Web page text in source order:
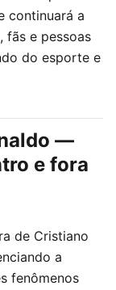
continuará a
fãs e pessoas
do esporte e
—
e fora
de Cristiano
a
fenômenos